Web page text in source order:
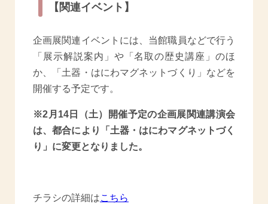
【関連イベント】
企画展関連イベントには、当館職員などで行う
「展示解説案内」や「名取の歴史講座」のほ
か、「土器・はにわマグネットづくり」などを
開催する予定です。
※2月14日（土）開催予定の企画展関連講演会
は、都合により「土器・はにわマグネットづく
り」に変更となりました。
チラシの詳細はこちら